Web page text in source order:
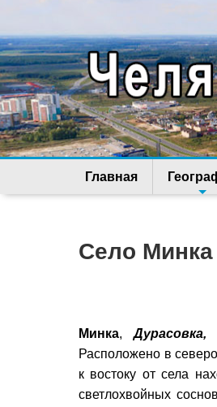
Главная
Село Минка
Минка,
Расположено в
к востоку от села
светлохвойных